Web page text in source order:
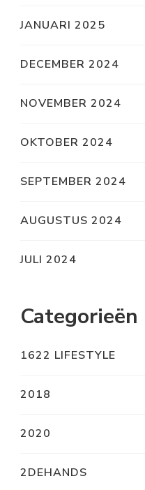
JANUARI 2025
DECEMBER 2024
NOVEMBER 2024
OKTOBER 2024
SEPTEMBER 2024
AUGUSTUS 2024
JULI 2024
Categorieën
1622 LIFESTYLE
2018
2020
2DEHANDS